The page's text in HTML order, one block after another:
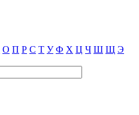
О П Р С Т У Ф Х Ц Ч Ш Щ Э